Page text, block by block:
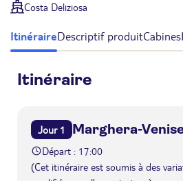
Costa Deliziosa
ItinéraireDescriptif produitCabines
Itinéraire
Jour 1 Marghera-
Départ : 17:00
(Cet itinéraire est soumis à des